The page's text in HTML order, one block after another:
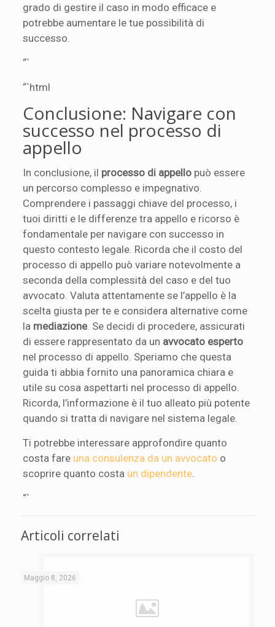
grado di gestire il caso in modo efficace e
potrebbe aumentare le tue possibilità di
successo.
“`
“`html
Conclusione: Navigare con
successo nel processo di
appello
In conclusione, il processo di appello può essere
un percorso complesso e impegnativo.
Comprendere i passaggi chiave del processo, i
tuoi diritti e le differenze tra appello e ricorso è
fondamentale per navigare con successo in
questo contesto legale. Ricorda che il costo del
processo di appello può variare notevolmente a
seconda della complessità del caso e del tuo
avvocato. Valuta attentamente se l’appello è la
scelta giusta per te e considera alternative come
la mediazione. Se decidi di procedere, assicurati
di essere rappresentato da un avvocato esperto
nel processo di appello. Speriamo che questa
guida ti abbia fornito una panoramica chiara e
utile su cosa aspettarti nel processo di appello.
Ricorda, l’informazione è il tuo alleato più potente
quando si tratta di navigare nel sistema legale.
Ti potrebbe interessare approfondire quanto
costa fare una consulenza da un avvocato o
scoprire quanto costa un dipendente
“`
Articoli correlati
Maggio 8, 2026